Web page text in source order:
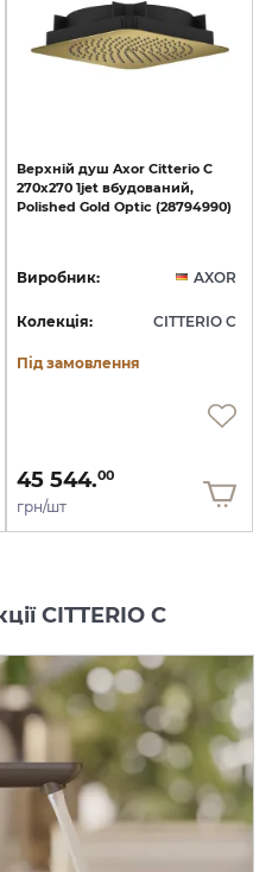
Верхній душ Axor Citterio C
270х270 1jet вбудований,
Polished Gold Optic (28794990)
Виробник: AXOR
Колекція: CITTERIO C
Під замовлення
45 544.00
грн/шт
CITTERIO C